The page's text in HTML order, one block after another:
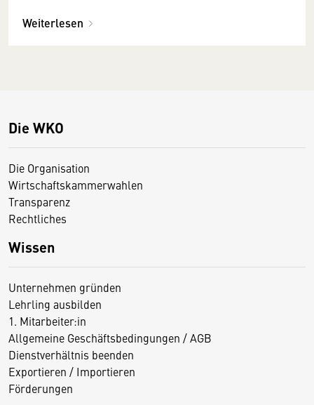
Weiterlesen
Die WKO
Die Organisation
Wirtschaftskammerwahlen
Transparenz
Rechtliches
Wissen
Unternehmen gründen
Lehrling ausbilden
1. Mitarbeiter:in
Allgemeine Geschäftsbedingungen / AGB
Dienstverhältnis beenden
Exportieren / Importieren
Förderungen